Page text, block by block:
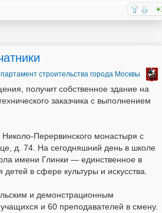
строительства города Москвы
получит собственное здание на
заказчика с выполнением
Перервинского монастыря с
д. 74. На сегодняшний день в школе
имени Глинки — единственное в
в сфере культуры и искусства.
и демонстрационным
и 60 преподавателей в смену.